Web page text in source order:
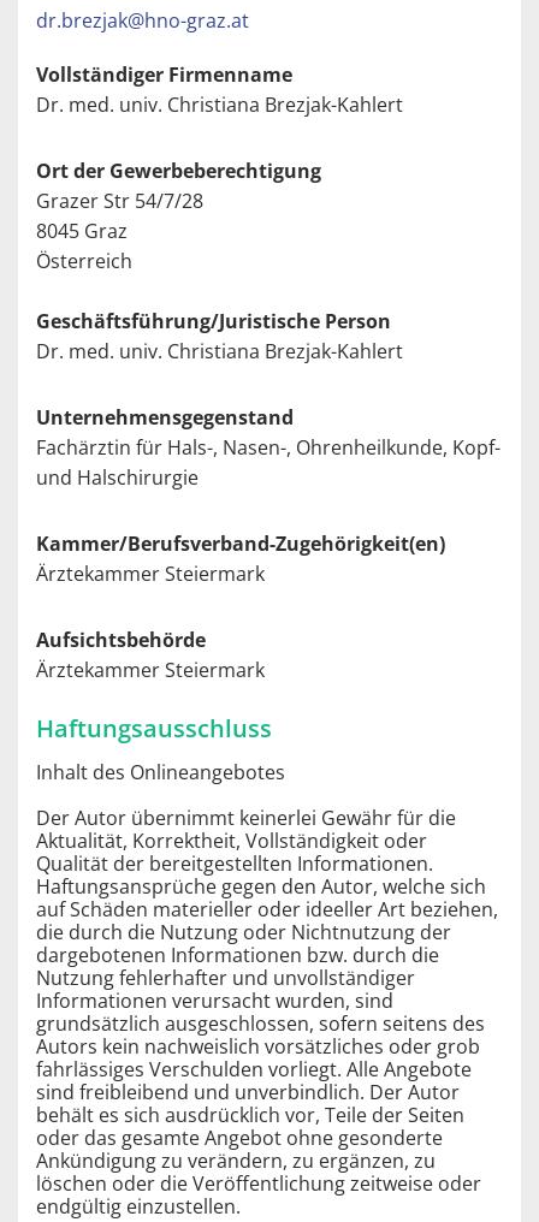
dr.brezjak@hno-graz.at
Vollständiger Firmenname
Dr. med. univ. Christiana Brezjak-Kahlert
Ort der Gewerbeberechtigung
Grazer Str 54/7/28
8045 Graz
Österreich
Geschäftsführung/Juristische Person
Dr. med. univ. Christiana Brezjak-Kahlert
Unternehmensgegenstand
Fachärztin für Hals-, Nasen-, Ohrenheilkunde, Kopf-
und Halschirurgie
Kammer/Berufsverband-Zugehörigkeit(en)
Ärztekammer Steiermark
Aufsichtsbehörde
Ärztekammer Steiermark
Haftungsausschluss
Inhalt des Onlineangebotes
Der Autor übernimmt keinerlei Gewähr für die
Aktualität, Korrektheit, Vollständigkeit oder
Qualität der bereitgestellten Informationen.
Haftungsansprüche gegen den Autor, welche sich
auf Schäden materieller oder ideeller Art beziehen,
die durch die Nutzung oder Nichtnutzung der
dargebotenen Informationen bzw. durch die
Nutzung fehlerhafter und unvollständiger
Informationen verursacht wurden, sind
grundsätzlich ausgeschlossen, sofern seitens des
Autors kein nachweislich vorsätzliches oder grob
fahrlässiges Verschulden vorliegt. Alle Angebote
sind freibleibend und unverbindlich. Der Autor
behält es sich ausdrücklich vor, Teile der Seiten
oder das gesamte Angebot ohne gesonderte
Ankündigung zu verändern, zu ergänzen, zu
löschen oder die Veröffentlichung zeitweise oder
endgültig einzustellen.